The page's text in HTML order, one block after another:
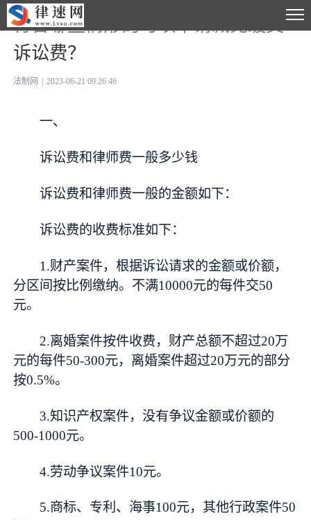
符合哪些情形的可以申请减免缓交
诉讼费？
法制网 2023-06-21 09:26:46
一、
诉讼费和律师费一般多少钱
诉讼费和律师费一般的金额如下：
诉讼费的收费标准如下：
1.财产案件，根据诉讼请求的金额或价额，
分区间按比例缴纳。不满10000元的每件交50
元。
2.离婚案件按件收费，财产总额不超过20万
元的每件50-300元，离婚案件超过20万元的部分
按0.5%。
3.知识产权案件，没有争议金额或价额的
500-1000元。
4.劳动争议案件10元。
5.商标、专利、海事100元，其他行政案件50